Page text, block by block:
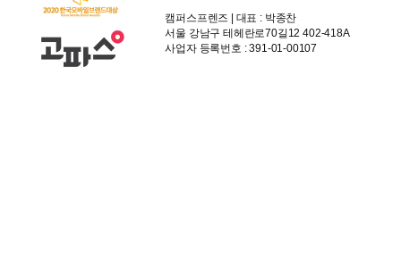
캠퍼스프렌즈 | 대표 : 박종찬
서울 강남구 테헤란로70길12 402-418A
사업자 등록번호 : 391-01-00107